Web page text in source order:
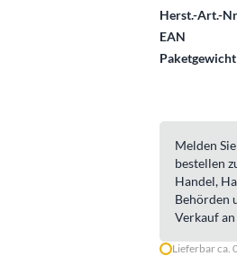
Herst.-Art.-
EAN
Paketgewicht
Melden
bestellen
Handel,
Behörden
Verkauf
Lieferbar ca.